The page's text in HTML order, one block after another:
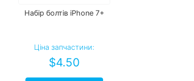
Набір болтів iPhone 7+
Ціна запчастини:
$4.50